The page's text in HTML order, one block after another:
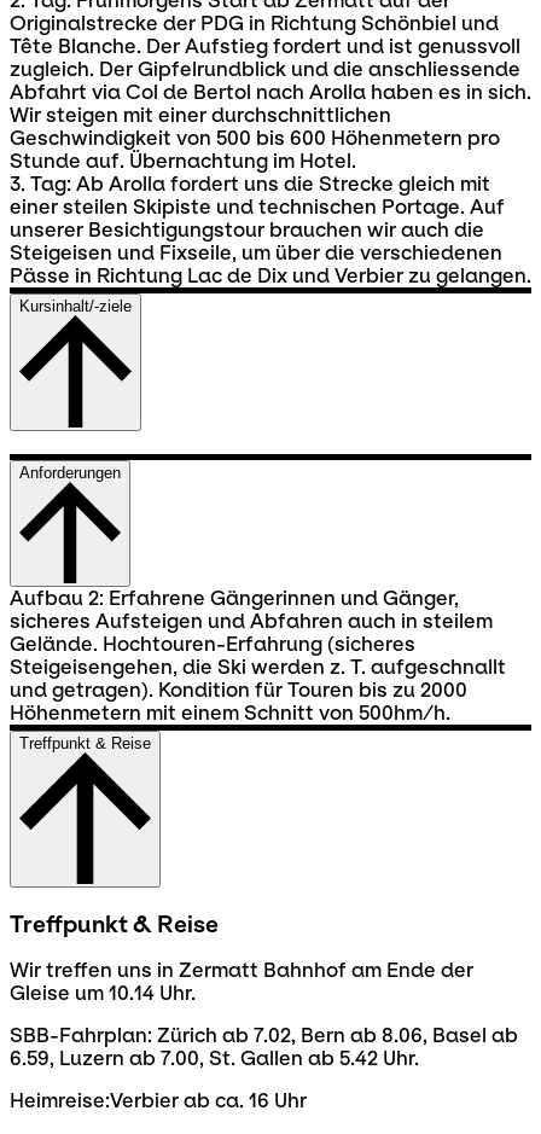
Originalstrecke der PDG in Richtung Schönbiel und
Tête Blanche. Der Aufstieg fordert und ist genussvoll
zugleich. Der Gipfelrundblick und die anschliessende
Abfahrt via Col de Bertol nach Arolla haben es in sich.
Wir steigen mit einer durchschnittlichen
Geschwindigkeit von 500 bis 600 Höhenmetern pro
Stunde auf. Übernachtung im Hotel.
3. Tag: Ab Arolla fordert uns die Strecke gleich mit
einer steilen Skipiste und technischen Portage. Auf
unserer Besichtigungstour brauchen wir auch die
Steigeisen und Fixseile, um über die verschiedenen
Pässe in Richtung Lac de Dix und Verbier zu gelangen.
Kursinhalt/-ziele
Anforderungen
Aufbau 2: Erfahrene Gängerinnen und Gänger,
sicheres Aufsteigen und Abfahren auch in steilem
Gelände. Hochtouren-Erfahrung (sicheres
Steigeisengehen, die Ski werden z. T. aufgeschnallt
und getragen). Kondition für Touren bis zu 2000
Höhenmetern mit einem Schnitt von 500hm/h.
Treffpunkt & Reise
Treffpunkt & Reise
Wir treffen uns in Zermatt Bahnhof am Ende der
Gleise um 10.14 Uhr.
SBB-Fahrplan: Zürich ab 7.02, Bern ab 8.06, Basel ab
6.59, Luzern ab 7.00, St. Gallen ab 5.42 Uhr.
Heimreise:Verbier ab ca. 16 Uhr